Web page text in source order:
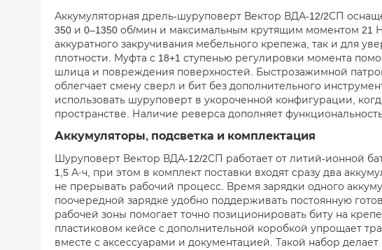
Аккумуляторная дрель-шуруповерт Вектор ВДА-12/2СП
350 и 0–1350 об/мин и максимальным крутящим моментом 21
аккуратного закручивания мебельного крепежа, так и для
плотности. Муфта с 18+1 ступенью регулировки момента
шлица и повреждения поверхностей. Быстрозажимной
облегчает смену сверл и бит без дополнительного
использовать шуруповерт в укороченной конфигурации,
пространстве. Наличие реверса дополняет
Аккумуляторы, подсветка и комплектация
Шуруповерт Вектор ВДА-12/2СП работает от литий-ионной
1,5 А·ч, при этом в комплект поставки входят сразу два
не прерывать рабочий процесс. Время зарядки одного
поочередной зарядке удобно поддерживать постоянную
рабочей зоны помогает точно позиционировать биту на
пластиковом кейсе с дополнительной коробкой упрощает
вместе с аксессуарами и документацией. Такой набор